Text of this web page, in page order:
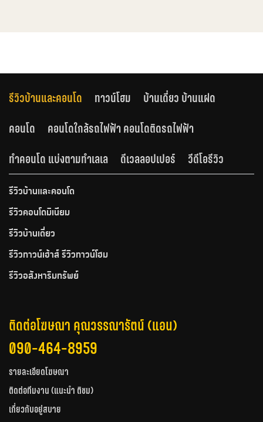
รีวิวบ้านและคอนโด ทาวน์โฮม
บ้านเดี่ยว บ้านแฝด
คอนโด
คอนโดใกล้รถไฟฟ้า คอนโดติดรถไฟฟ้า
ทำคอนโด แบ่งตามทำเลเล
ดีเวลลอปเปอร์ วีดีโอรีวิว
รีวิวบ้านและคอนโด
รีวิวคอนโดมิเนียม
รีวิวบ้านเดี่ยว
รีวิวทาวน์เฮ้าส์ รีวิวทาวน์โฮม
รีวิวอสังหาริมทรัพย์
ติดต่อโฆษณา คุณวรรณารัตน์ (แอน)
090-464-8959
รายละเอียดโฆษณา
ติดต่อทีมงาน (แนะนำ ติชม)
เกี่ยวกับอยู่สบาย